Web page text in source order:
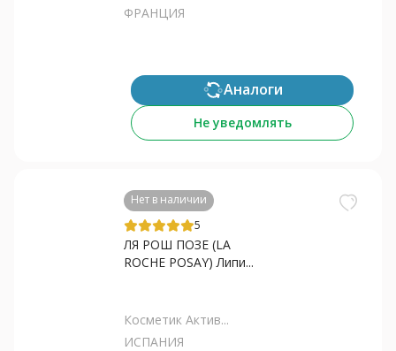
ФРАНЦИЯ
Аналоги
Не уведомлять
Нет в наличии
5
ЛЯ РОШ ПОЗЕ (LA
ROCHE POSAY) Липи...
Косметик Актив...
ИСПАНИЯ